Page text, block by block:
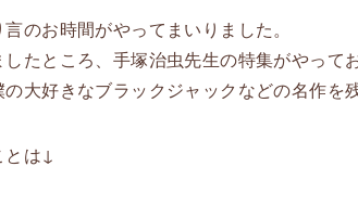
のお時間がやってまいりました。
たところ、手塚治虫先生の特集がやって
大好きなブラックジャックなどの名作を
とは↓